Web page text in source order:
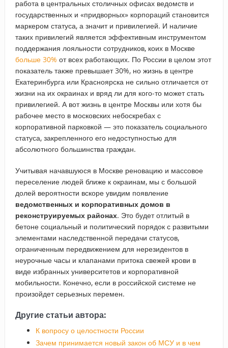
работа в центральных столичных офисах ведомств и
государственных и «придворных» корпораций становится
маркером статуса, а значит и привилегией. И наличие
таких привилегий является эффективным инструментом
поддержания лояльности сотрудников, коих в Москве
больше 30% от всех работающих. По России в целом этот
показатель также превышает 30%, но жизнь в центре
Екатеринбурга или Красноярска не сильно отличается от
жизни на их окраинах и вряд ли для кого-то может стать
привилегией. А вот жизнь в центре Москвы или хотя бы
рабочее место в московских небоскребах с
корпоративной парковкой — это показатель социального
статуса, закрепленного его недоступностью для
абсолютного большинства граждан.
Учитывая начавшуюся в Москве реновацию и массовое
переселение людей ближе к окраинам, мы с большой
долей вероятности вскоре увидим появление
ведомственных и корпоративных домов в
реконструируемых районах. Это будет отлитый в
бетоне социальный и политический порядок с развитыми
элементами наследственной передачи статусов,
ограниченным передвижением для нерезидентов в
неурочные часы и клапанами притока свежей крови в
виде избранных университетов и корпоративной
мобильности. Конечно, если в российской системе не
произойдет серьезных перемен.
Другие статьи автора:
К вопросу о целостности России
Зачем принимается новый закон об МСУ и в чем